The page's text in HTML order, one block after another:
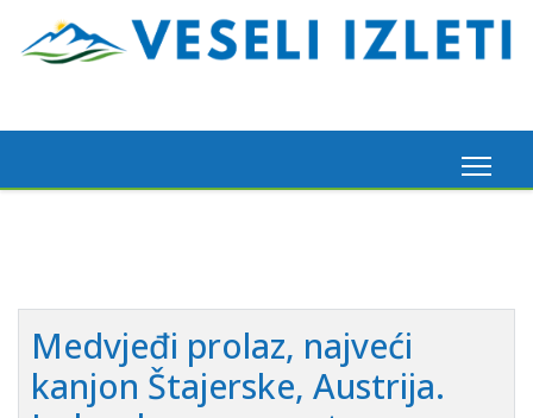
Medvjeđi prolaz, najveći
kanjon Štajerske, Austrija.